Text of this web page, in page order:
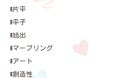
#片平
#平子
#旭出
#マーブリング
#アート
#創造性